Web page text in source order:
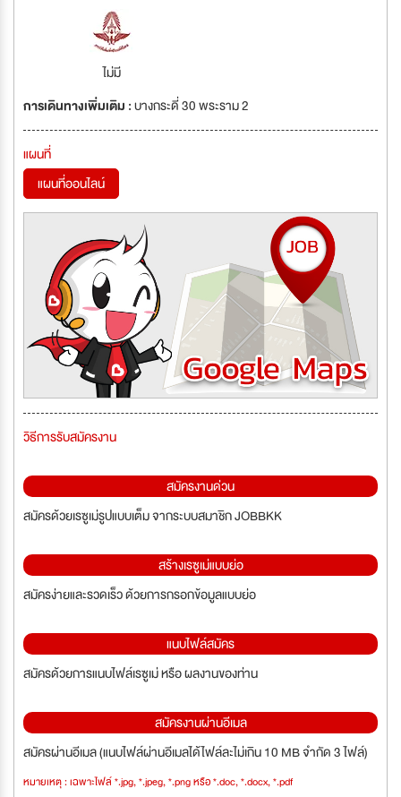
ไม่มี
การเดินทางเพิ่มเติม :บางกระดี่ 30 พระราม 2
แผนที่
แผนที่ออนไลน์
วิธีการรับสมัครงาน
สมัครงานด่วน
สมัครด้วยเรซูเม่รูปแบบเต็ม จากระบบสมาชิก JOBBKK
สร้างเรซูเม่แบบย่อ
สมัครง่ายและรวดเร็ว ด้วยการกรอกข้อมูลแบบย่อ
แนบไฟล์สมัคร
สมัครด้วยการแนบไฟล์เรซูเม่ หรือ ผลงานของท่าน
สมัครงานผ่านอีเมล
สมัครผ่านอีเมล (แนบไฟล์ผ่านอีเมลได้ไฟล์ละไม่เกิน 10 MB จำกัด 3 ไฟล์)
หมายเหตุ : เฉพาะไฟล์ *.jpg, *.jpeg, *.png หรือ *.doc, *.docx, *.pdf